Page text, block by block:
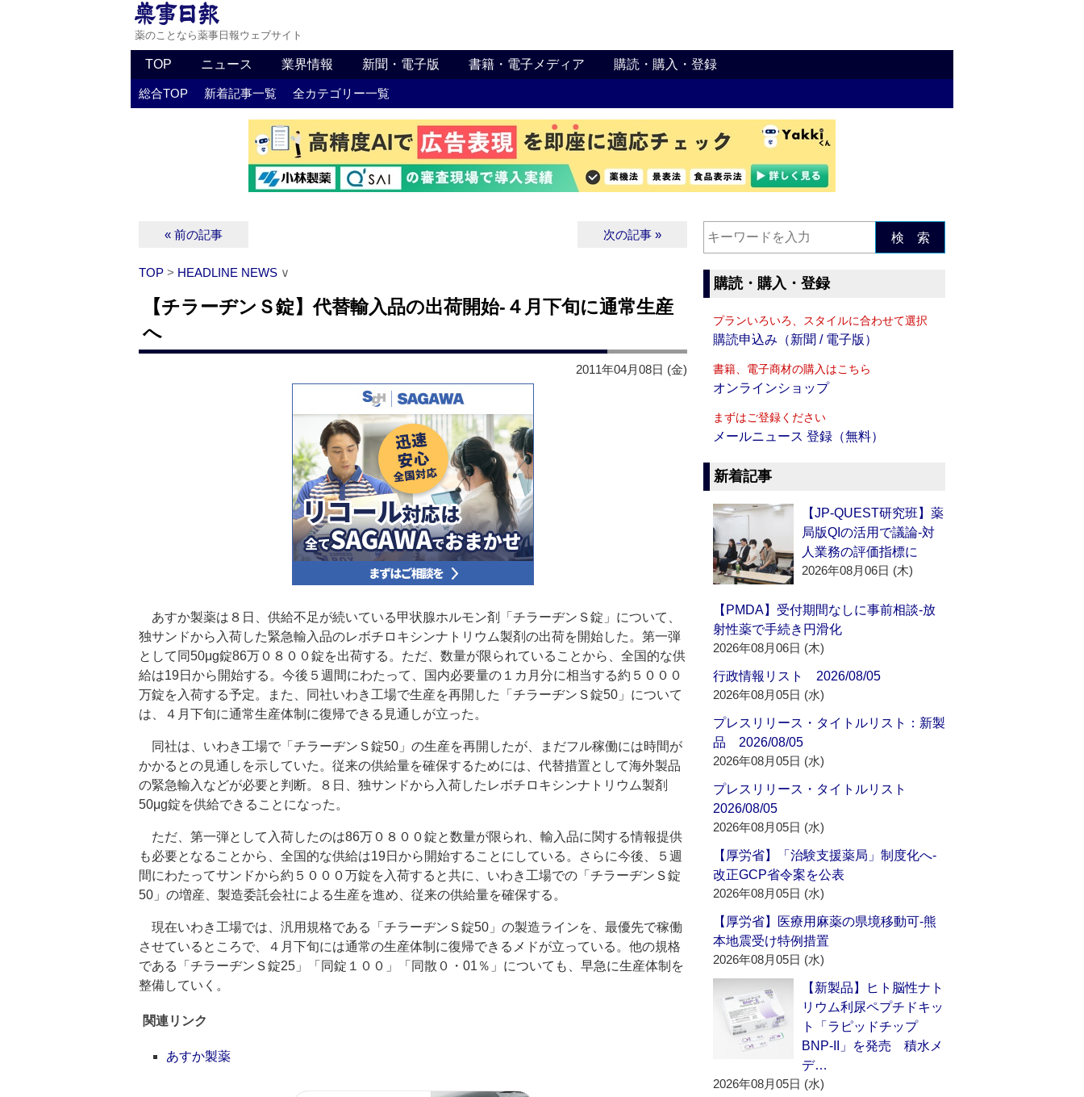
薬のことなら薬事日報ウェブサイト
TOP ニュース 業界情報 新聞・電子版 書籍・電子メディア 購読・購入・登録
総合TOP 新着記事一覧 全カテゴリー一覧
« 前の記事 次の記事 »
TOP > HEADLINE NEWS ∨
【チラーヂンＳ錠】代替輸入品の出荷開始‐４月下旬に通常生産
へ
2011年04月08日 (金)
あすか製薬は８日、供給不足が続いている甲状腺ホルモン剤「チラーヂンＳ錠」について、
独サンドから入荷した緊急輸入品のレボチロキシンナトリウム製剤の出荷を開始した。第一弾
として同50μg錠86万０８００錠を出荷する。ただ、数量が限られていることから、全国的な供
給は19日から開始する。今後５週間にわたって、国内必要量の１カ月分に相当する約５０００
万錠を入荷する予定。また、同社いわき工場で生産を再開した「チラーヂンＳ錠50」について
は、４月下旬に通常生産体制に復帰できる見通しが立った。
同社は、いわき工場で「チラーヂンＳ錠50」の生産を再開したが、まだフル稼働には時間が
かかるとの見通しを示していた。従来の供給量を確保するためには、代替措置として海外製品
の緊急輸入などが必要と判断。８日、独サンドから入荷したレボチロキシンナトリウム製剤
50μg錠を供給できることになった。
ただ、第一弾として入荷したのは86万０８００錠と数量が限られ、輸入品に関する情報提供
も必要となることから、全国的な供給は19日から開始することにしている。さらに今後、５週
間にわたってサンドから約５０００万錠を入荷すると共に、いわき工場での「チラーヂンＳ錠
50」の増産、製造委託会社による生産を進め、従来の供給量を確保する。
現在いわき工場では、汎用規格である「チラーヂンＳ錠50」の製造ラインを、最優先で稼働
させているところで、４月下旬には通常の生産体制に復帰できるメドが立っている。他の規格
である「チラーヂンＳ錠25」「同錠１００」「同散０・01％」についても、早急に生産体制を
整備していく。
関連リンク
あすか製薬
検 索
購読・購入・登録
プランいろいろ、スタイルに合わせて選択
購読申込み（新聞 / 電子版）
書籍、電子商材の購入はこちら
オンラインショップ
まずはご登録ください
メールニュース 登録（無料）
新着記事
【JP-QUEST研究班】薬
局版QIの活用で議論‐対
人業務の評価指標に
2026年08月06日 (木)
【PMDA】受付期間なしに事前相談‐放
射性薬で手続き円滑化
2026年08月06日 (木)
行政情報リスト 2026/08/05
2026年08月05日 (水)
プレスリリース・タイトルリスト：新製
品 2026/08/05
2026年08月05日 (水)
プレスリリース・タイトルリスト
2026/08/05
2026年08月05日 (水)
【厚労省】「治験支援薬局」制度化へ‐
改正GCP省令案を公表
2026年08月05日 (水)
【厚労省】医療用麻薬の県境移動可‐熊
本地震受け特例措置
2026年08月05日 (水)
【新製品】ヒト脳性ナト
リウム利尿ペプチドキッ
ト「ラピッドチップ
BNP-II」を発売 積水メ
デ…
2026年08月05日 (水)